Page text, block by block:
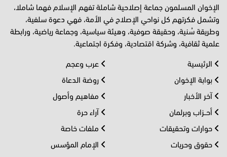
الإخوان المسلمون جماعة إصلاحية شاملة تفهم الإسلام فهما شاملا،
وتشمل فكرتهم كل نواحي الإصلاح في الأمة، فهي دعوة سلفية،
وطريقة سُنية، وحقيقة صوفية، وهيئة سياسية، وجماعة رياضية، ورابطة
علمية ثقافية، وشركة اقتصادية، وفكرة اجتماعية.
الرئيسية
بوابة الإخوان
آخر الأخبار
أحــزاب وبرلمان
حوارات وتحقيقات
حقوق وحريات
عرب وعجم
روضة الدعاة
مفاهيم وأصول
آراء حرة
ملفات خاصة
الإمام المؤسس